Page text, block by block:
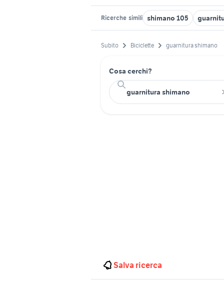
Ricerche simili shimano 105
Subito Biciclette guarnitura shimano
Cosa cerchi?
Salva ricerca